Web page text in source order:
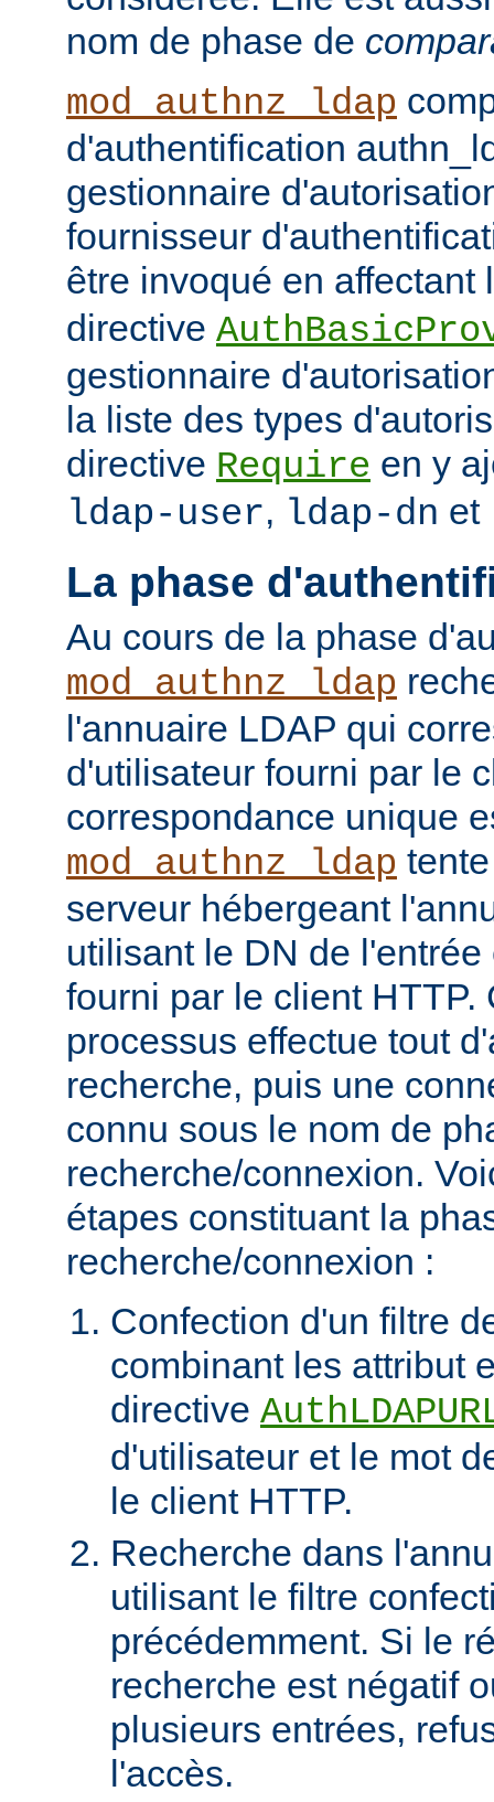
nom de phase de
mod_authnz_ldap
d'authentification
gestionnaire
fournisseur
être invoqué en
directive
gestionnaire
la liste des types
directive Require en y
ldap-user, ldap-dn et
La phase
Au cours de la phase
mod_authnz_ldap
l'annuaire LDAP qui
d'utilisateur fourni par le
correspondance unique
mod_authnz_ldap
serveur hébergeant
utilisant le DN de
fourni par le client HTTP.
processus effectue tout
recherche, puis une
connu sous le nom de
recherche/connexion.
étapes constituant la
recherche/connexion :
Confection d'un filtre
combinant les attribut
directive
d'utilisateur et le mot
le client HTTP.
Recherche dans
utilisant le filtre
précédemment. Si le
recherche est négatif
plusieurs entrées,
l'accès.